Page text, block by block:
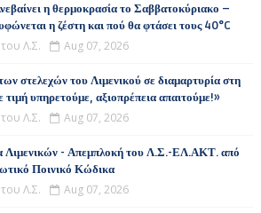
η θερμοκρασία το Σαββατοκύριακο –
η ζέστη και πού θα φτάσει τους 40°C
Λ.Σ. Aug 07, 2026
στελεχών του Λιμενικού σε διαμαρτυρία στη
υπηρετούμε, αξιοπρέπεια απαιτούμε!»
Λ.Σ. Aug 07, 2026
Λιμενικών - Απεμπλοκή του Λ.Σ.-ΕΛ.ΑΚΤ. από
Ποινικό Κώδικα
Λ.Σ. Aug 07, 2026